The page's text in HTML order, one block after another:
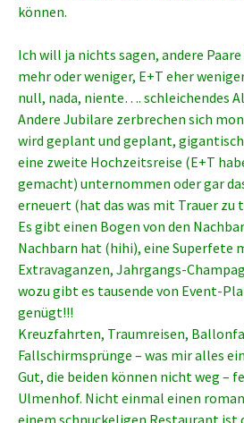
können.
Ich will ja nichts sagen, andere
mehr oder weniger, E+T eher
null, nada, niente…. schleichendes
Andere Jubilare zerbrechen sich
wird geplant und geplant,
eine zweite Hochzeitsreise (E+T
gemacht) unternommen oder gar
erneuert (hat das was mit Trauer zu
Es gibt einen Bogen von den
Nachbarn hat (hihi), eine Superfete
Extravaganzen, Jahrgangs-
wozu gibt es tausende von Event-
genügt!!!
Kreuzfahrten, Traumreisen,
Fallschirmsprünge – was mir alles
Gut, die beiden können nicht weg –
Ulmenhof. Nicht einmal einen
einem schnuckeligen Restaurant ist